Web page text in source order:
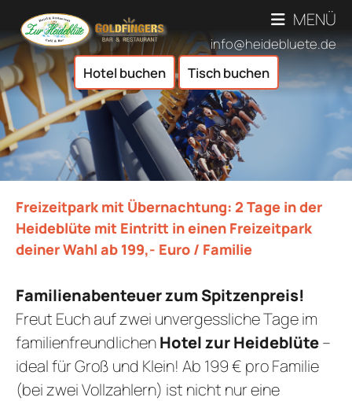
Hotel buchen Tisch buchen
MENÜ
info@heidebluete.de
Bilder
ÜBERSICHT SPEISEN &
FRÜHSTÜCKEN &
ESSEN
EVENT &
ÜBERSICHT EVENTS &
BETRIEBSAUSFLÜGE/
AKTUELLE
FEIERN IM
Freizeitpark mit Übernachtung: 2 Tage in der
Heideblüte mit Eintritt in einen Freizeitpark
deiner Wahl ab 199,- Euro / Familie
Familienabenteuer zum Spitzenpreis!
Freut Euch auf zwei unvergessliche Tage im
familienfreundlichenHotel zur Heideblüte–
ideal für Groß und Klein! Ab 199 € pro Familie
(bei zwei Vollzahlern) ist nicht nur eine